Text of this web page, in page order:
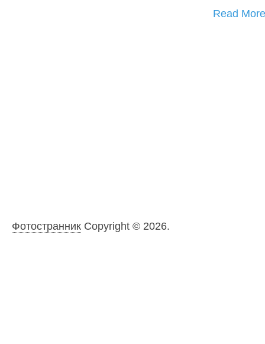
Read
ФотостранникCopyright © 2026.